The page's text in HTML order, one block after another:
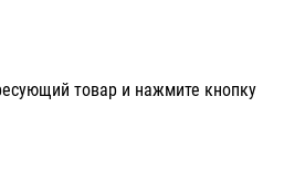
товар и нажмите кнопку